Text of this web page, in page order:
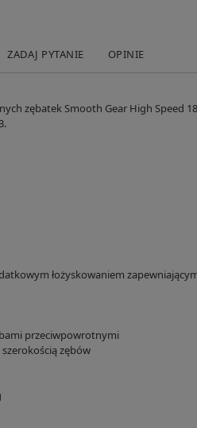
ZADAJ PYTANIE OPINIE
zębatek Smooth Gear High Speed
łożyskowaniem
przeciwpowrotnymi
zębów